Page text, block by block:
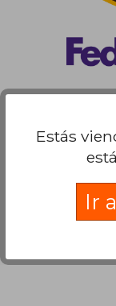
Estás
Ir